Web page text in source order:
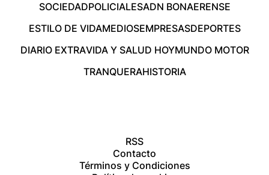
SOCIEDADPOLICIALESADN BONAERENSE
ESTILO DE VIDAMEDIOSEMPRESASDEPORTES
DIARIO EXTRAVIDA Y SALUD HOYMUNDO MOTOR
TRANQUERAHISTORIA
RSS
Contacto
Términos y Condiciones